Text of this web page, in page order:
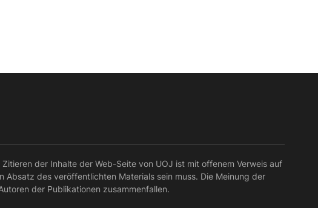
der Inhalte der Web-Seite von UOJ ist mit offenem Verweis auf
Absatz des veröffentlichten Materials sein muss. Die Meinung der
der Publikationen zusammenfallen.